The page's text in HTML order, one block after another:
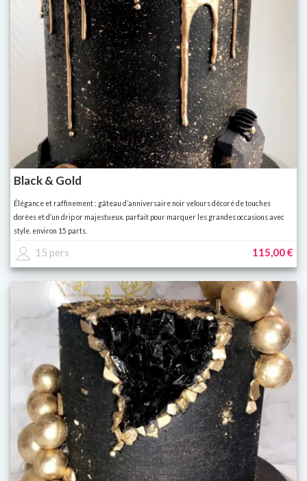
Black & Gold
Élégance et raffinement : gâteau d’anniversaire noir velours décoré de touches
dorées et d’un drip or majestueux. parfait pour marquer les grandes occasions avec
style. environ 15 parts.
15 pers 115,00 €